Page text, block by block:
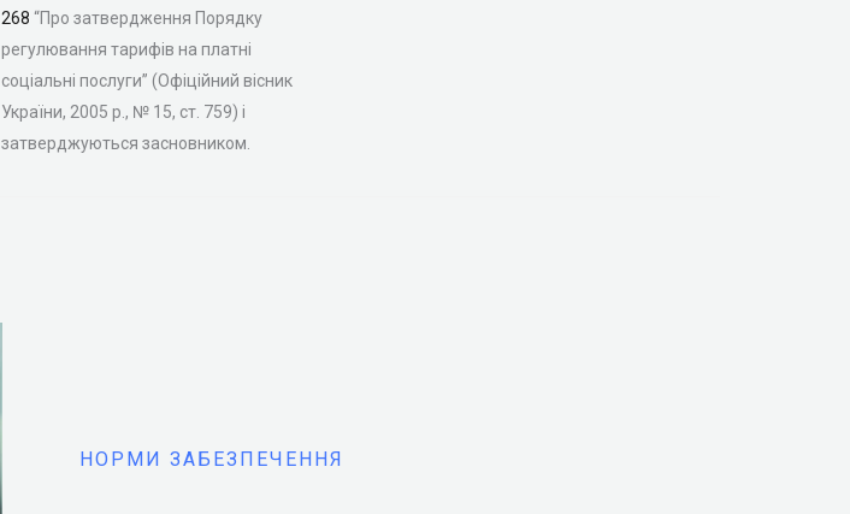
268 “Про затвердження Порядку
регулювання тарифів на платні
соціальні послуги” (Офіційний вісник
України, 2005 р., № 15, ст. 759) і
затверджуються засновником.
НОРМИ ЗАБЕЗПЕЧЕННЯ